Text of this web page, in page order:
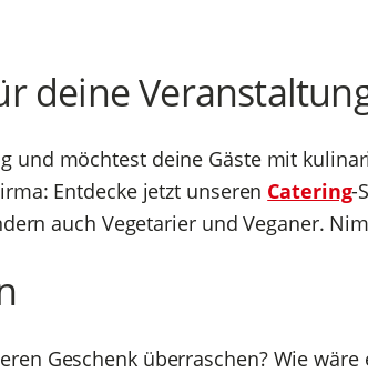
deine
und möchtest deine Gäste mit
Entdecke jetzt unseren Catering-
auch Vegetarier und Veganer.
Geschenk überraschen? Wie